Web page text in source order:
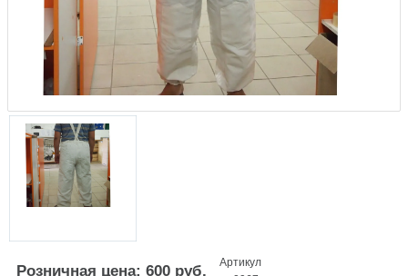
Розничная цена: 600 руб.
Артикул